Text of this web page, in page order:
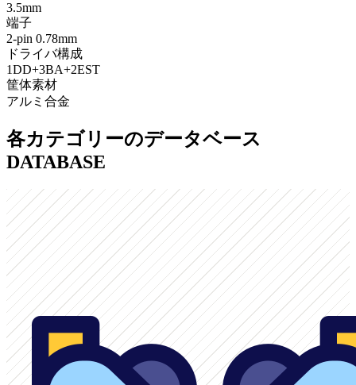
3.5mm
端子
2-pin 0.78mm
ドライバ構成
1DD+3BA+2EST
筐体素材
アルミ合金
各カテゴリーのデータベース
DATABASE